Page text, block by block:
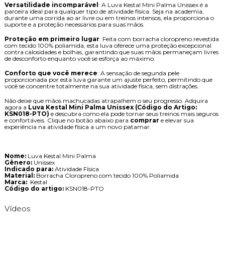
Versatilidade incomparável: A Luva Kestal Mini Palma Unissex é a
parceira ideal para qualquer tipo de atividade física. Seja na academia,
durante uma corrida ao ar livre ou em treinos intensos, ela proporciona o
suporte e a proteção necessários para suas mãos.
Proteção em primeiro lugar: Feita com borracha cloropreno revestida
com tecido 100% poliamida, esta luva oferece uma proteção excepcional
contra calosidades e bolhas, garantindo que suas mãos permaneçam livres
de desconforto enquanto você se esforça ao máximo.
Conforto que você merece: A sensação de segunda pele
proporcionada por esta luva garante um ajuste perfeito, permitindo que
você se concentre totalmente na sua atividade física, sem distrações.
Não deixe que mãos machucadas atrapalhem o seu progresso. Adquira
agora a Luva Kestal Mini Palma Unissex (Código do Artigo:
KSN018-PTO) e descubra como ela pode tornar seus treinos mais seguros
e confortáveis. Clique no botão abaixo para comprar e elevar sua
experiência na atividade física a um novo patamar.
Nome:Luva Kestal Mini Palma
Gênero:Unissex
Indicado para:Atividade Física
Material:Borracha Cloropreno com tecido 100% Poliamida
Marca:Kestal
Código do artigo:KSN018-PTO
Vídeos